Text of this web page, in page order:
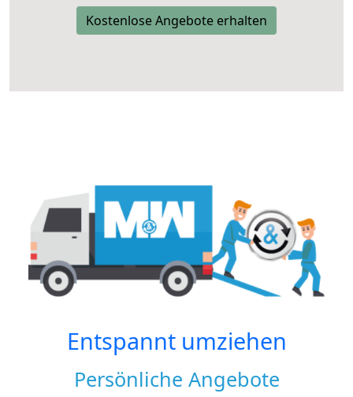
Kostenlose Angebote erhalten
Entspannt umziehen
Persönliche Angebote